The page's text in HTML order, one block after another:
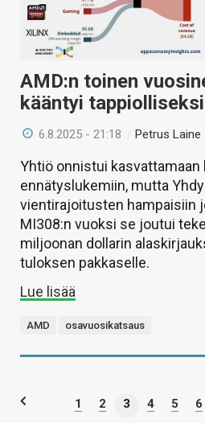
AMD:n toinen
kääntyi tappiolliseksi
6.8.2025 - 21:18 /Petrus Laine
Yhtiö onnistui kasvattamaan
ennätyslukemiin, mutta
vientirajoitusten hampaisiin
MI308:n vuoksi se joutui
miljoonan dollarin
tuloksen pakkaselle.
Lue lisää
AMD osavuosikatsaus
1 2 3 4 5 6